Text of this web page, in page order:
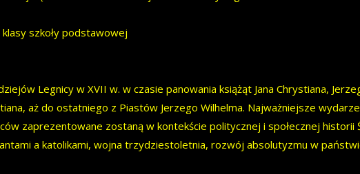
szkoły podstawowej
Legnicy w XVII w. w czasie panowania książąt Jana Chrystiana,
aż do ostatniego z Piastów Jerzego Wilhelma. Najważniejsze
zaprezentowane zostaną w kontekście politycznej i społecznej historii
a katolikami, wojna trzydziestoletnia, rozwój absolutyzmu w